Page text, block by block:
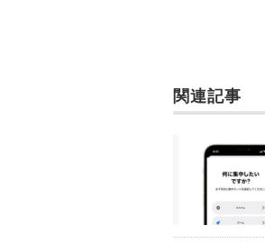
関連記事